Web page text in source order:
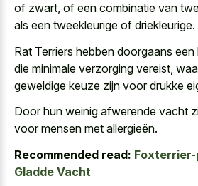
of zwart, of een combinatie van
als een tweekleurige of driekleurige.
Rat Terriers hebben doorgaans
die minimale verzorging vereist,
geweldige keuze zijn voor drukke
Door hun weinig afwerende vacht
voor mensen met allergieën.
Recommended read:
Gladde Vacht